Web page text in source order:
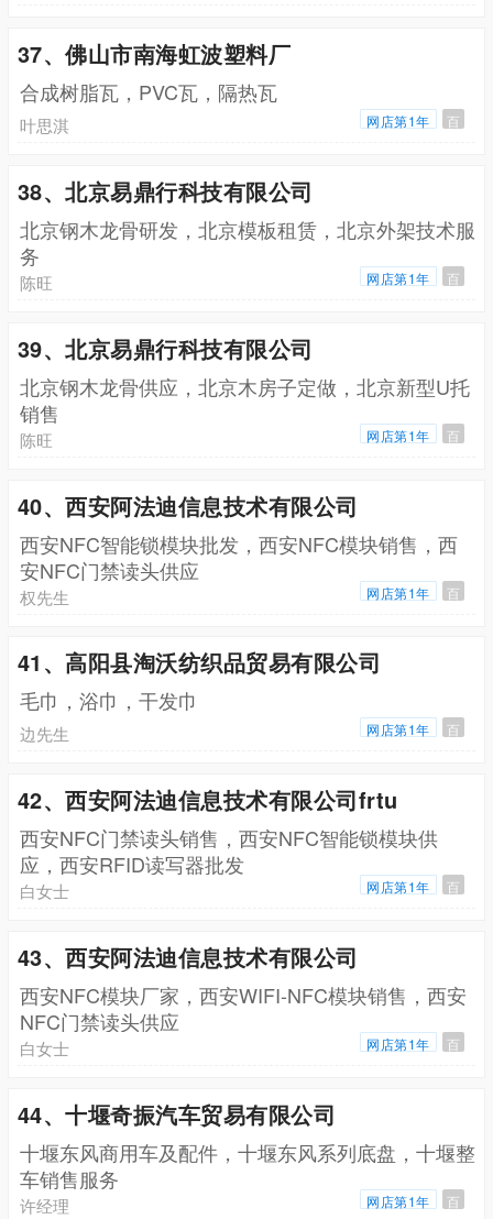
37、佛山市南海虹波塑料厂
合成树脂瓦，PVC瓦，隔热瓦
叶思淇 网店第1年 百
38、北京易鼎行科技有限公司
北京钢木龙骨研发，北京模板租赁，北京外架技术服
务
陈旺 网店第1年 百
39、北京易鼎行科技有限公司
北京钢木龙骨供应，北京木房子定做，北京新型U托
销售
陈旺 网店第1年 百
40、西安阿法迪信息技术有限公司
西安NFC智能锁模块批发，西安NFC模块销售，西
安NFC门禁读头供应
权先生 网店第1年 百
41、高阳县淘沃纺织品贸易有限公司
毛巾，浴巾，干发巾
边先生 网店第1年 百
42、西安阿法迪信息技术有限公司frtu
西安NFC门禁读头销售，西安NFC智能锁模块供
应，西安RFID读写器批发
白女士 网店第1年 百
43、西安阿法迪信息技术有限公司
西安NFC模块厂家，西安WIFI-NFC模块销售，西安
NFC门禁读头供应
白女士 网店第1年 百
44、十堰奇振汽车贸易有限公司
十堰东风商用车及配件，十堰东风系列底盘，十堰整
车销售服务
许经理 网店第1年 百